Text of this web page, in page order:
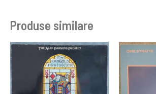
Produse similare